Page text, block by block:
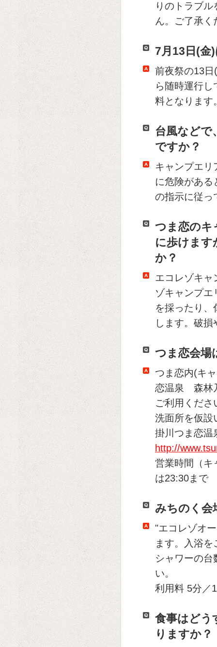
りのトラブ
ん。ご了承く
7月13日(金
前夜祭の13
ら随時運行
料となります
台風などで
ですか？
キャンプエリ
に危険がある
の指示に従っ
つま恋のキ
に歩けます
か？
エコレゾキャ
ゾキャンプエ
を採ったり、
します。破
つま恋会場
つま恋内(キ
恋温泉 森林
ご利用くださ
洗面所を仮設
掛川つま恋
http://
営業時間（キ
は23:30まで
みちのく会
"エコレゾオ
ます。入浴
シャワーの台
い。
利用料 5分／
食事はどう
りますか？